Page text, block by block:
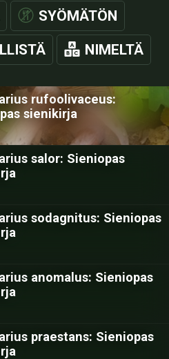
SYÖMÄTÖN
NIMELTÄ
rufoolivaceus:
sienikirja
salor: Sieniopas
sodagnitus: Sieniopas
anomalus: Sieniopas
praestans: Sieniopas